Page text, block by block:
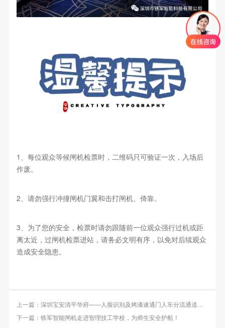
1、每位观众等候闸机检票时，二维码只可验证一次，入场后
作废。
2、请勿强行冲撞闸机门翼和击打闸机、倚靠。
3、为了您的安全，检票时请勿跟随前一位观众强行过机或距
离太近，过闸机检票进站，请务必文明有序，以免对后续观众
造成安全隐患。
上一篇： 深圳宝安清平华府——人脸识别及烤漆速通门人车分流通道项目
下一篇： 铁军智能闸机走进智理技工学校，为师生安全护航！